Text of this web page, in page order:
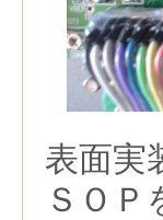
表面実
ＳＯ